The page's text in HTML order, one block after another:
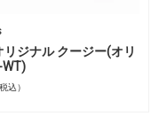
リジナル クージー(オリ
税込）